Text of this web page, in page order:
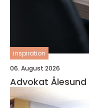
inspiration
06. August 2026